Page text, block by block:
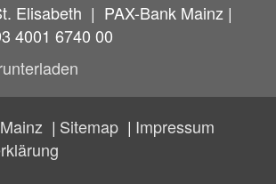
Elisabeth | PAX-Bank Mainz |
4001 6740 00
Sitemap
Impressum